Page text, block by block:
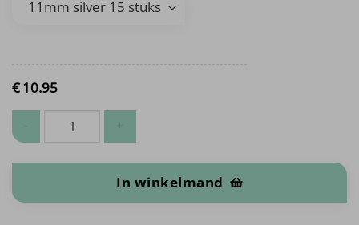
€10.95
Nestelringen aantal
In winkelmand